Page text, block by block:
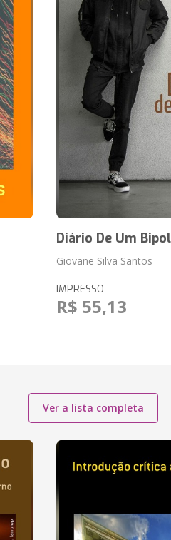
Diário De Um
Giovane Silva Santos
IMPRESSO
R$ 55,13
Ver a lista completa